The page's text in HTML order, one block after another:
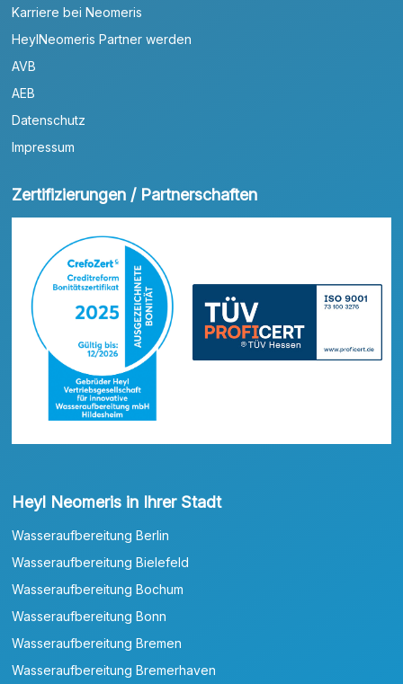
Karriere bei Neomeris
HeylNeomeris Partner werden
AVB
AEB
Datenschutz
Impressum
Zertifizierungen / Partnerschaften
Heyl Neomeris in Ihrer Stadt
Wasseraufbereitung Berlin
Wasseraufbereitung Bielefeld
Wasseraufbereitung Bochum
Wasseraufbereitung Bonn
Wasseraufbereitung Bremen
Wasseraufbereitung Bremerhaven